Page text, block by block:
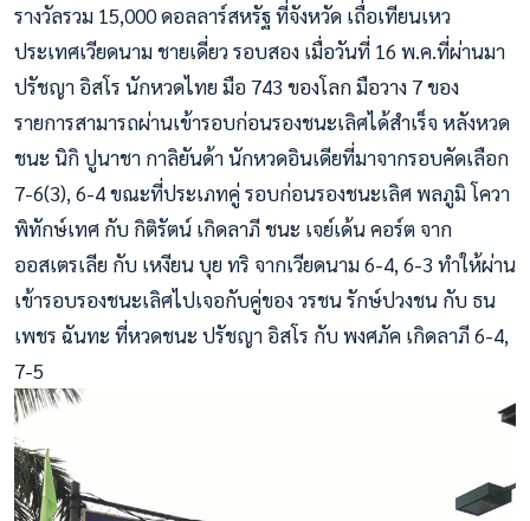
รางวัลรวม 15,000 ดอลลาร์สหรัฐ ที่จังหวัด เถื่อเทียนเหว
ประเทศเวียดนาม ชายเดี่ยว รอบสอง เมื่อวันที่ 16 พ.ค.ที่ผ่านมา
ปรัชญา อิสโร นักหวดไทย มือ 743 ของโลก มือวาง 7 ของ
รายการสามารถผ่านเข้ารอบก่อนรองชนะเลิศได้สำเร็จ หลังหวด
ชนะ นิกิ ปูนาชา กาลิยันด้า นักหวดอินเดียที่มาจากรอบคัดเลือก
7-6(3), 6-4 ขณะที่ประเภทคู่ รอบก่อนรองชนะเลิศ พลภูมิ โควา
พิทักษ์เทศ กับ กิติรัตน์ เกิดลาภี ชนะ เจย์เด้น คอร์ต จาก
ออสเตรเลีย กับ เหงียน บุย ทริ จากเวียดนาม 6-4, 6-3 ทำให้ผ่าน
เข้ารอบรองชนะเลิศไปเจอกับคู่ของ วรชน รักษ์ปวงชน กับ ธน
เพชร ฉันทะ ที่หวดชนะ ปรัชญา อิสโร กับ พงศภัค เกิดลาภี 6-4,
7-5